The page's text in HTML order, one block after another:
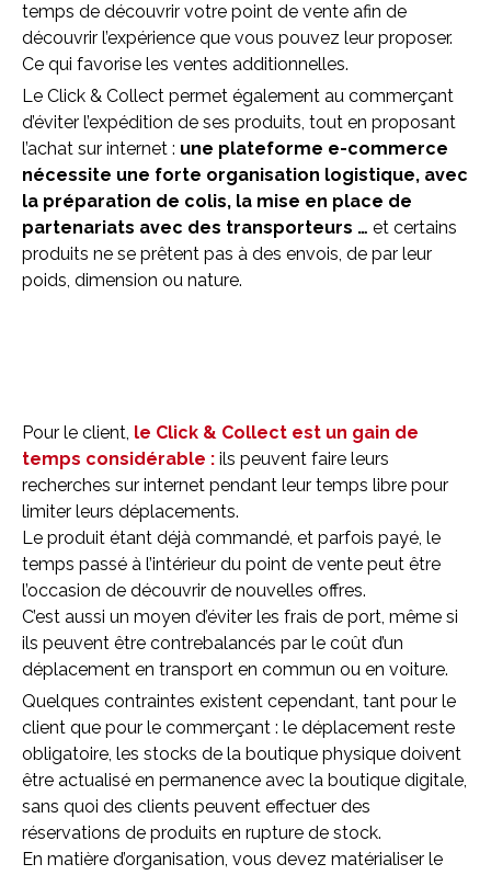
temps de découvrir votre point de vente afin de
découvrir l’expérience que vous pouvez leur proposer.
Ce qui favorise les ventes additionnelles.
Le Click & Collect permet également au commerçant
d’éviter l’expédition de ses produits, tout en proposant
l’achat sur internet : une plateforme e-commerce
nécessite une forte organisation logistique, avec
la préparation de colis, la mise en place de
partenariats avec des transporteurs … et certains
produits ne se prêtent pas à des envois, de par leur
poids, dimension ou nature.
Pour le client, le Click & Collect est un gain de
temps considérable : ils peuvent faire leurs
recherches sur internet pendant leur temps libre pour
limiter leurs déplacements.
Le produit étant déjà commandé, et parfois payé, le
temps passé à l’intérieur du point de vente peut être
l’occasion de découvrir de nouvelles offres.
C’est aussi un moyen d’éviter les frais de port, même si
ils peuvent être contrebalancés par le coût d’un
déplacement en transport en commun ou en voiture.
Quelques contraintes existent cependant, tant pour le
client que pour le commerçant : le déplacement reste
obligatoire, les stocks de la boutique physique doivent
être actualisé en permanence avec la boutique digitale,
sans quoi des clients peuvent effectuer des
réservations de produits en rupture de stock.
En matière d’organisation, vous devez matérialiser le